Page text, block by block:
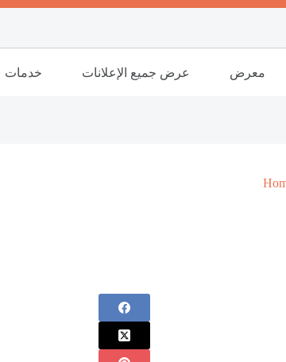
خدمات عرض جميع الإعلانات معرض